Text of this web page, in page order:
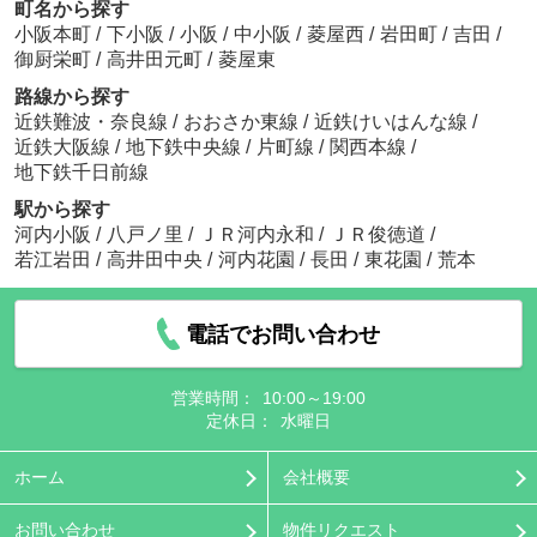
町名から探す
小阪本町 / 下小阪 / 小阪 / 中小阪 / 菱屋西 / 岩田町 / 吉田 /
御厨栄町 / 高井田元町 / 菱屋東
路線から探す
近鉄難波・奈良線 / おおさか東線 / 近鉄けいはんな線 /
近鉄大阪線 / 地下鉄中央線 / 片町線 / 関西本線 /
地下鉄千日前線
駅から探す
河内小阪 / 八戸ノ里 / ＪＲ河内永和 / ＪＲ俊徳道 /
若江岩田 / 高井田中央 / 河内花園 / 長田 / 東花園 / 荒本
電話でお問い合わせ
営業時間：
10:00～19:00
定休日：
水曜日
ホーム 会社概要
お問い合わせ 物件リクエスト